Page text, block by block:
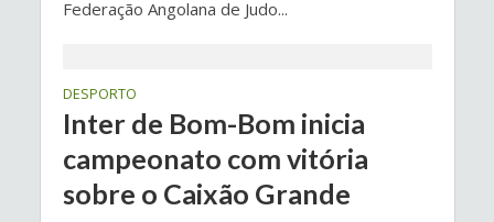
Federação Angolana de Judo...
DESPORTO
Inter de Bom-Bom inicia
campeonato com vitória
sobre o Caixão Grande